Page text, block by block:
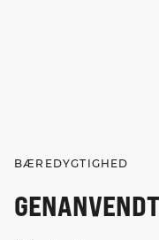
BÆREDYGTIGHED